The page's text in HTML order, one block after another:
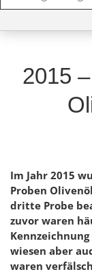
2015
Im Jahr 2015
Proben
dritte Probe
zuvor waren
wiesen aber
waren